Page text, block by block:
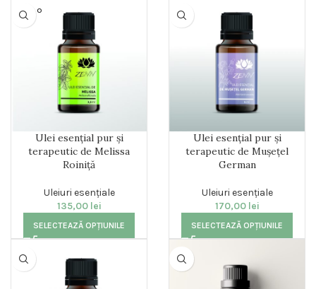
SOLD O
UT
Ulei esențial pur și
terapeutic de Melissa
Roiniță
Uleiuri esențiale
135,00 lei
SELECTEAZĂ OPȚIUNILE
Ulei esențial pur și
terapeutic de Mușețel
German
Uleiuri esențiale
170,00 lei
SELECTEAZĂ OPȚIUNILE